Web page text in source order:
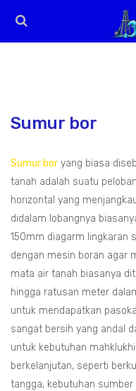
Sumur bor
Sumur bor yang biasa
tanah adalah suatu
horizontal yang
didalam lobangnya
150mm diagarm lingkaran
dengan mesin boran agar
mata air tanah biasanya
hingga ratusan meter
untuk mendapatkan
sangat bersih yang andal
untuk kebutuhan
berkelanjutan, seperti
tangga, kebutuhan